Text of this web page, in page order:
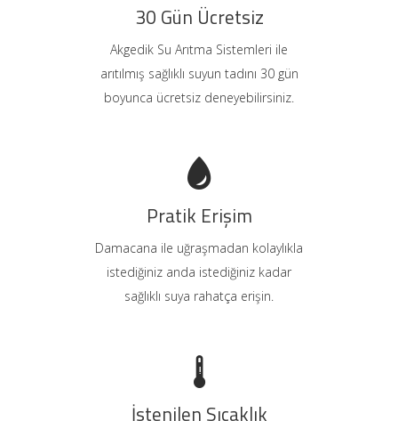
30 Gün Ücretsiz
Akgedik Su Arıtma Sistemleri ile
arıtılmış sağlıklı suyun tadını 30 gün
boyunca ücretsiz deneyebilirsiniz.
Pratik Erişim
Damacana ile uğraşmadan kolaylıkla
istediğiniz anda istediğiniz kadar
sağlıklı suya rahatça erişin.
İstenilen Sıcaklık